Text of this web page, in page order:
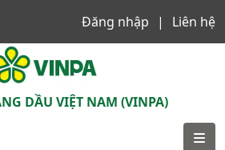
Đăng nhập
Liên hệ
DẦU VIỆT NAM (VINPA)